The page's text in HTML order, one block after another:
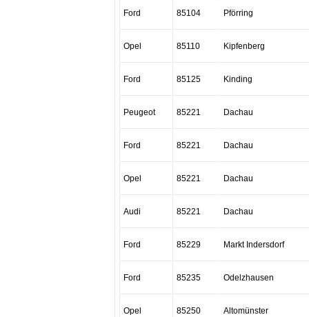
Ford 85104 Pförring
Opel 85110 Kipfenberg
Ford 85125 Kinding
Peugeot 85221 Dachau
Ford 85221 Dachau
Opel 85221 Dachau
Audi 85221 Dachau
Ford 85229 Markt Indersdorf
Ford 85235 Odelzhausen
Opel 85250 Altomünster